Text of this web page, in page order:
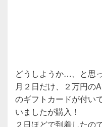
どうしようか…、と思
月２日だけ、２万円の
のギフトカードが付い
いましたが購入！
２日ほどで到着したの